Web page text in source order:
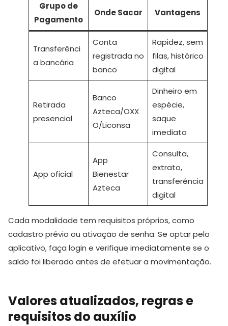
Grupo de
Pagamento
Onde Sacar Vantagens
Transferênci
a bancária
Conta
registrada no
banco
Rapidez, sem
filas, histórico
digital
Retirada
presencial
Banco
Azteca/OXX
O/Liconsa
Dinheiro em
espécie,
saque
imediato
App oficial
App
Bienestar
Azteca
Consulta,
extrato,
transferência
digital
Cada modalidade tem requisitos próprios, como
cadastro prévio ou ativação de senha. Se optar pelo
aplicativo, faça login e verifique imediatamente se o
saldo foi liberado antes de efetuar a movimentação.
Valores atualizados, regras e
requisitos do auxílio